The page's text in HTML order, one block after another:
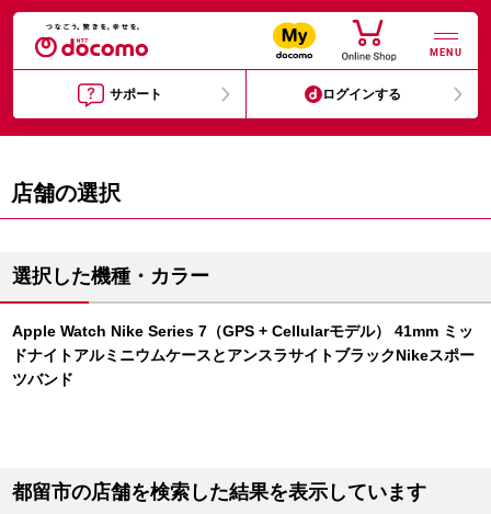
MENU
サポート ログインする
店舗の選択
選択した機種・カラー
Apple Watch Nike Series 7（GPS + Cellularモデル） 41mm ミッ
ドナイトアルミニウムケースとアンスラサイトブラックNikeスポー
ツバンド
都留市の店舗を検索した結果を表示しています